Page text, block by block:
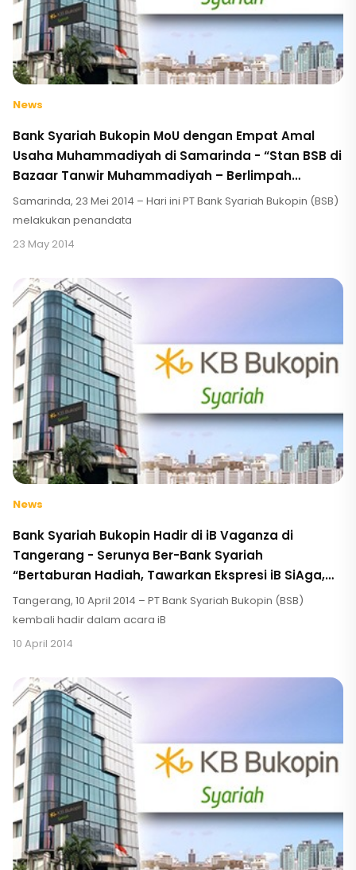
News
Bank Syariah Bukopin MoU dengan Empat Amal
Usaha Muhammadiyah di Samarinda - “Stan BSB di
Bazaar Tanwir Muhammadiyah – Berlimpah
Hadiah”
Samarinda, 23 Mei 2014 – Hari ini PT Bank Syariah Bukopin (BSB)
melakukan penandata
23 May 2014
News
Bank Syariah Bukopin Hadir di iB Vaganza di
Tangerang - Serunya Ber-Bank Syariah
“Bertaburan Hadiah, Tawarkan Ekspresi iB SiAga,
Shoot and Win & MoU SPP Online dengan UMT”
Tangerang, 10 April 2014 – PT Bank Syariah Bukopin (BSB)
kembali hadir dalam acara iB
10 April 2014